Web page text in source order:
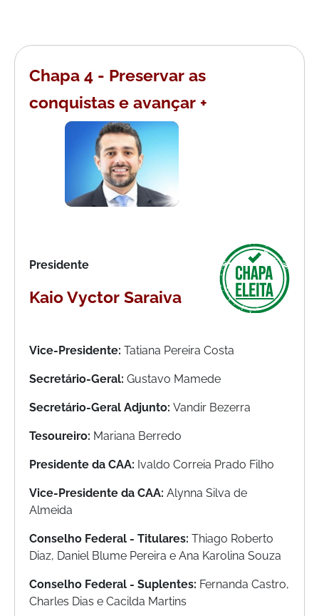
MERCADO
DE
TRABALHO
SERVIÇOS
AUTOR
MIGALHAS
SEU
MIGALHAS
EVENTOS
CORRESPONDENTES
CATÁLOGO
DE
ESCRITÓRIOS
PRECATÓRIOS
LIVRARIA
Chapa 4 - Preservar as
conquistas e avançar +
Presidente
Kaio Vyctor Saraiva
Vice-Presidente: Tatiana Pereira Costa
Secretário-Geral: Gustavo Mamede
Secretário-Geral Adjunto: Vandir Bezerra
Tesoureiro: Mariana Berredo
Presidente da CAA: Ivaldo Correia Prado Filho
Vice-Presidente da CAA: Alynna Silva de
Almeida
Conselho Federal - Titulares: Thiago Roberto
Diaz, Daniel Blume Pereira e Ana Karolina Souza
Conselho Federal - Suplentes: Fernanda Castro,
Charles Dias e Cacilda Martins